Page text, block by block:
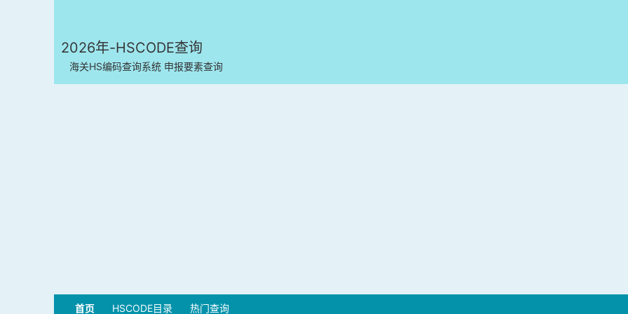
2026年-HSCODE查询
海关HS编码查询系统 申报要素查询
首页 HSCODE目录 热门查询